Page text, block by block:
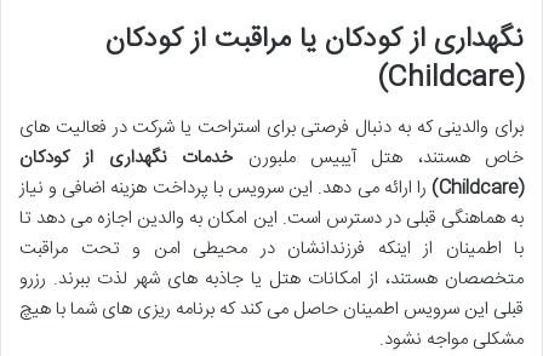
نگهداری از کودکان یا مراقبت از کودکان
(Childcare)
برای والدینی که به دنبال فرصتی برای استراحت یا شرکت در فعالیت های
خاص هستند، هتل آیبیس ملبورنخدمات نگهداری از کودکان
(Childcare)
را ارائه می دهد. این سرویس با پرداخت هزینه اضافی و نیاز
به هماهنگی قبلی در دسترس است. این امکان به والدین اجازه می دهد تا
با اطمینان از اینکه فرزندانشان در محیطی امن و تحت مراقبت
متخصصان هستند، از امکانات هتل یا جاذبه های شهر لذت ببرند. رزرو
قبلی این سرویس اطمینان حاصل می کند که برنامه ریزی های شما با هیچ
مشکلی مواجه نشود.